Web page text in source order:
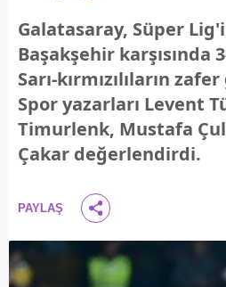
Galatasaray, Süper
Başakşehir karşısında
Sarı-kırmızılıların
Spor yazarları Levent
Timurlenk, Mustafa
Çakar değerlendirdi.
PAYLAŞ